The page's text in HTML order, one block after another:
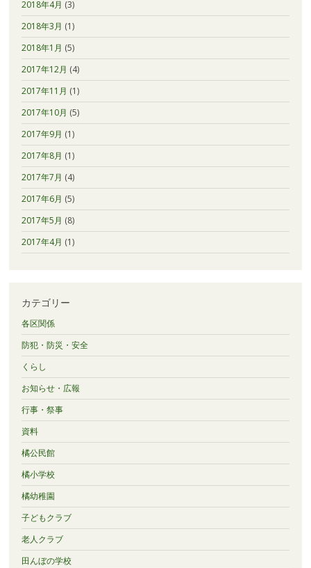
2018年4月 (3)
2018年3月 (1)
2018年1月 (5)
2017年12月 (4)
2017年11月 (1)
2017年10月 (5)
2017年9月 (1)
2017年8月 (1)
2017年7月 (4)
2017年6月 (5)
2017年5月 (8)
2017年4月 (1)
カテゴリー
各区関係
防犯・防災・安全
くらし
お知らせ・広報
行事・祭事
資料
橘公民館
橘小学校
橘幼稚園
子どもクラブ
老人クラブ
田んぼの学校